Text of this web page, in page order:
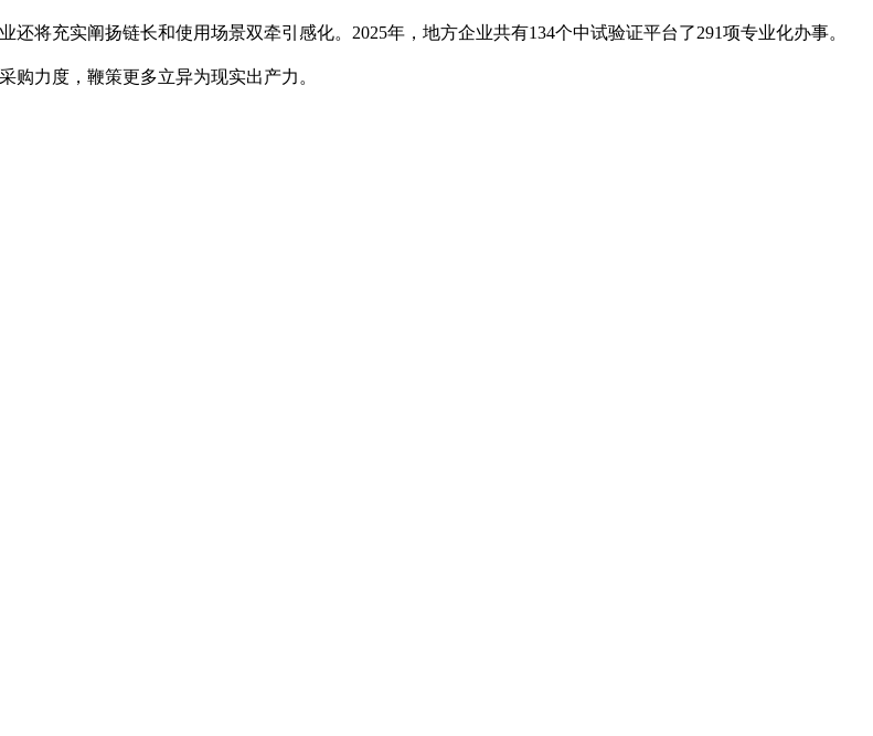
将充实阐扬链长和使用场景双牵引感化。2025年，地方企业共有134个中试验证平台了291项专业化办事。
购力度，鞭策更多立异为现实出产力。